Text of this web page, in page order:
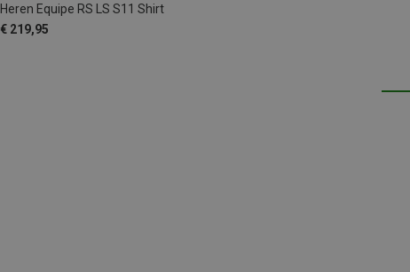
Heren Equipe RS LS S11 Shirt
€ 219,95